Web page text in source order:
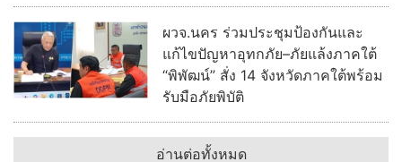
ผวจ.นคร ร่วมประชุมป้องกันและ
แก้ไขปัญหาอุทกภัย–ภัยแล้งภาคใต้
“พิพัฒน์” สั่ง 14 จังหวัดภาคใต้พร้อม
รับมือภัยพิบัติ
อ่านต่อทั้งหมด